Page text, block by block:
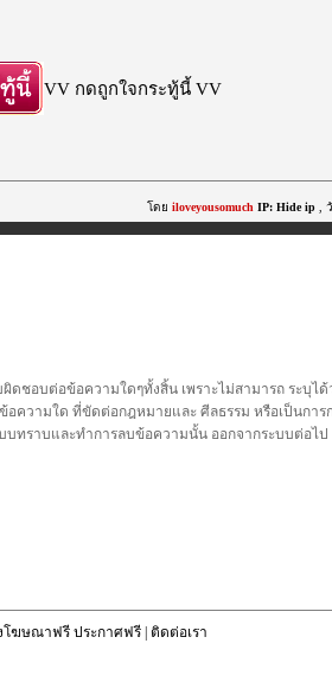
VV กดถูกใจกระทู้นี้ VV
โดย iloveyousomuch IP: Hide ip ,
ชอบต่อข้อความใดๆทั้งสิ้น เพราะไม่สามารถ ระบุได้
ความใด ที่ขัดต่อกฎหมายและ ศีลธรรม หรือเป็นการ
บทราบและทำการลบข้อความนั้น ออกจากระบบต่อไป
โฆษณาฟรี ประกาศฟรี| ติดต่อเรา